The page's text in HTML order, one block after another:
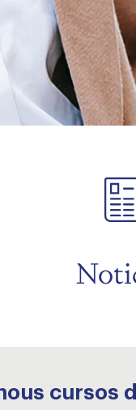
cursos